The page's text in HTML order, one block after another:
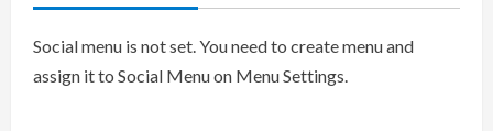
Social menu is not set. You need to create menu and
assign it to Social Menu on Menu Settings.